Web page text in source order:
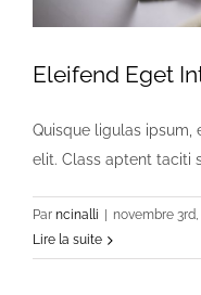
Eleifend Eget
Quisque ligulas ipsum,
elit. Class aptent taciti
Par ncinalli | novembre 3rd,
Lire la suite